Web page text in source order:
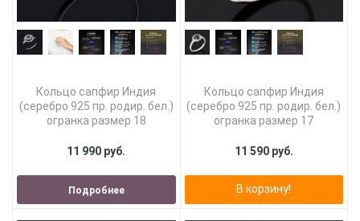
Кольцо сапфир Индия
(серебро 925 пр. родир. бел.)
огранка размер 18
11 990 руб.
Подробнее
Кольцо сапфир Индия
(серебро 925 пр. родир. бел.)
огранка размер 17
11 590 руб.
В корзину!